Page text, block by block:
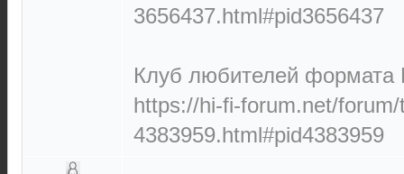
3656437.html#pid3656437
Клуб любителей формата
https://hi-fi-forum.net/
4383959.html#pid4383959